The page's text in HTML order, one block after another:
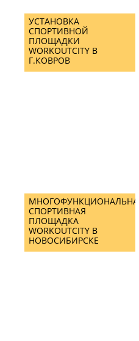
УСТАНОВКА
СПОРТИВНОЙ
ПЛОЩАДКИ
WORKOUTCITY В
Г.КОВРОВ
МНОГОФУНКЦИОНАЛЬНАЯ
СПОРТИВНАЯ
ПЛОЩАДКА
WORKOUTCITY В
НОВОСИБИРСКЕ